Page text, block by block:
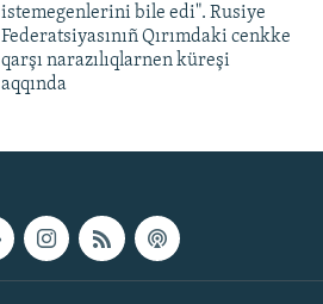
istemegenlerini bile edi". Rusiye
Federatsiyasınıñ Qırımdaki cenkke
qarşı narazılıqlarnen küreşi
aqqında